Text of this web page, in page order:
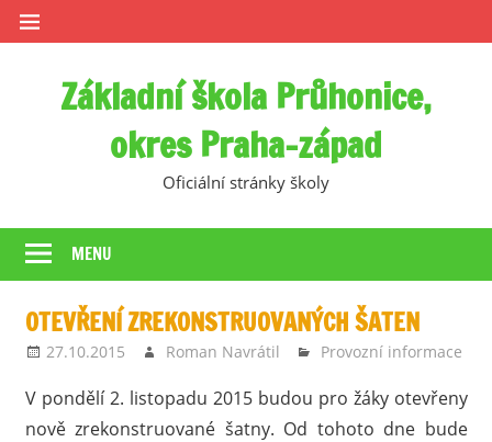
Skip
to
Základní škola Průhonice,
okres Praha-západ
Oficiální stránky školy
MENU
OTEVŘENÍ ZREKONSTRUOVANÝCH ŠATEN
27.10.2015 Roman Navrátil Provozní informace
V pondělí 2. listopadu 2015 budou pro žáky otevřeny
nově zrekonstruované šatny. Od tohoto dne bude